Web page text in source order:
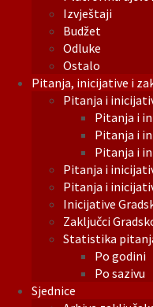
Izvještaji
Budžet
Odluke
Ostalo
Pitanja, inicijative i
Pitanja i
Pitanja i
Pitanja i
Pitanja i
Pitanja i
Pitanja i
Inicijative
Zaključci
Statistika
Po godini
Po sazivu
Sjednice